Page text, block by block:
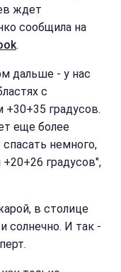
ждет
сообщила на
.
дальше - у нас
с
градусов.
еще более
немного,
градусов",
в столице
солнечно. И так -